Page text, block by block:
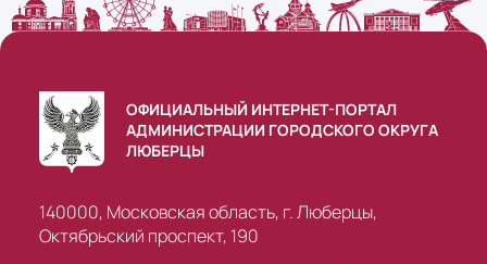
ОФИЦИАЛЬНЫЙ ИНТЕРНЕТ-ПОРТАЛ
АДМИНИСТРАЦИИ ГОРОДСКОГО ОКРУГА
ЛЮБЕРЦЫ
140000, Московская область, г. Люберцы,
Октябрьский проспект, 190